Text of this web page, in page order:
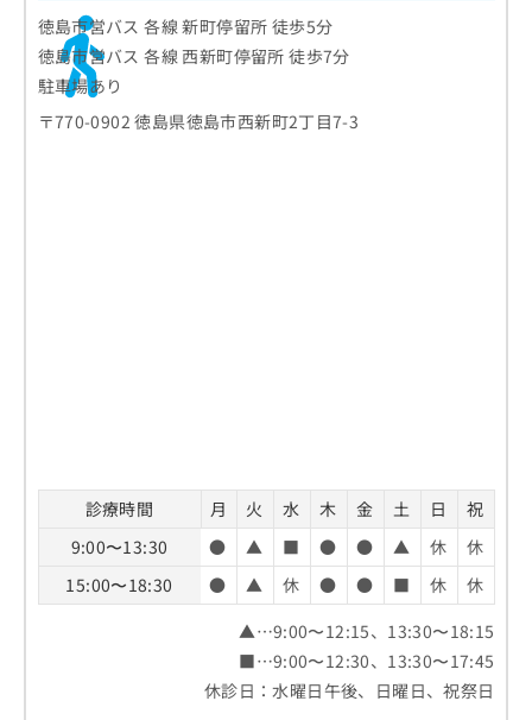
徳島市営バス 各線 新町停留所 徒歩5分
徳島市営バス 各線 西新町停留所 徒歩7分
駐車場あり
〒770-0902 徳島県徳島市西新町2丁目7-3
診療時間 月 火 水 木 金 土 日
祝
9:00〜13:30
● ▲ ■ ● ● ▲ 休
休
15:00〜18:30
● ▲ 休 ● ● ■ 休
休
▲…9:00〜12:15、13:30〜18:15
■…9:00〜12:30、13:30〜17:45
休診日：水曜日午後、日曜日、祝祭日